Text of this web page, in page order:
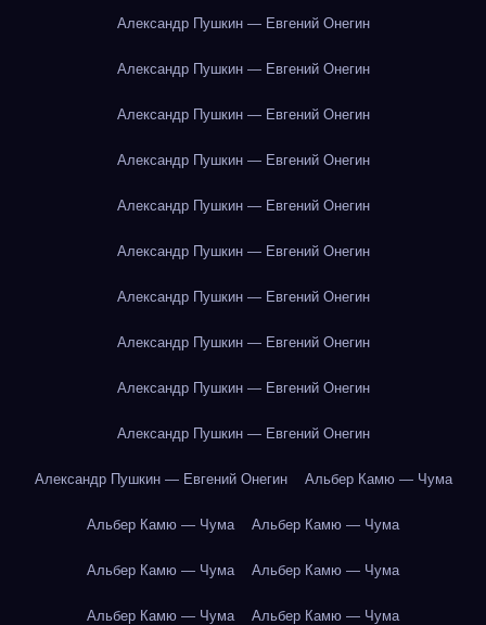
Александр Пушкин — Евгений Онегин
Александр Пушкин — Евгений Онегин
Александр Пушкин — Евгений Онегин
Александр Пушкин — Евгений Онегин
Александр Пушкин — Евгений Онегин
Александр Пушкин — Евгений Онегин
Александр Пушкин — Евгений Онегин
Александр Пушкин — Евгений Онегин
Александр Пушкин — Евгений Онегин
Александр Пушкин — Евгений Онегин
Александр Пушкин — Евгений Онегин Альбер Камю — Чума
Альбер Камю — Чума Альбер Камю — Чума
Альбер Камю — Чума Альбер Камю — Чума
Альбер Камю — Чума Альбер Камю — Чума